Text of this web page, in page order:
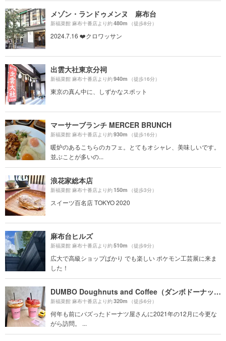
メゾン・ランドゥメンヌ 麻布台
新福菜館 麻布十番店より約480m （徒歩8分）
2024.7.16 ❤️クロワッサン
出雲大社東京分祠
新福菜館 麻布十番店より約940m （徒歩16分）
東京の真ん中に、しずかなスポット
マーサーブランチ MERCER BRUNCH
新福菜館 麻布十番店より約930m （徒歩16分）
暖炉のあるこちらのカフェ。とてもオシャレ、美味しいです。
並ぶことが多いの...
浪花家総本店
新福菜館 麻布十番店より約150m （徒歩3分）
スイーツ百名店 TOKYO 2020
麻布台ヒルズ
新福菜館 麻布十番店より約510m （徒歩9分）
広大で高級ショップばかり でも楽しい ポケモン工芸展に来ま
した！
DUMBO Doughnuts and Coffee（ダンボドーナッツ＆コーヒー）
新福菜館 麻布十番店より約320m （徒歩6分）
何年も前にバズったドーナツ屋さんに2021年の12月に今更な
がら訪問。 ...